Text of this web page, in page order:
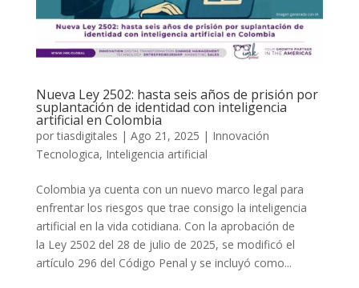
Nueva Ley 2502: hasta seis años de prisión por
suplantación de identidad con inteligencia
artificial en Colombia
portiasdigitales | Ago 21, 2025 | Innovación
Tecnologica, Inteligencia artificial
Colombia ya cuenta con un nuevo marco legal para
enfrentar los riesgos que trae consigo la inteligencia
artificial en la vida cotidiana. Con la aprobación de
la Ley 2502 del 28 de julio de 2025, se modificó el
artículo 296 del Código Penal y se incluyó como...